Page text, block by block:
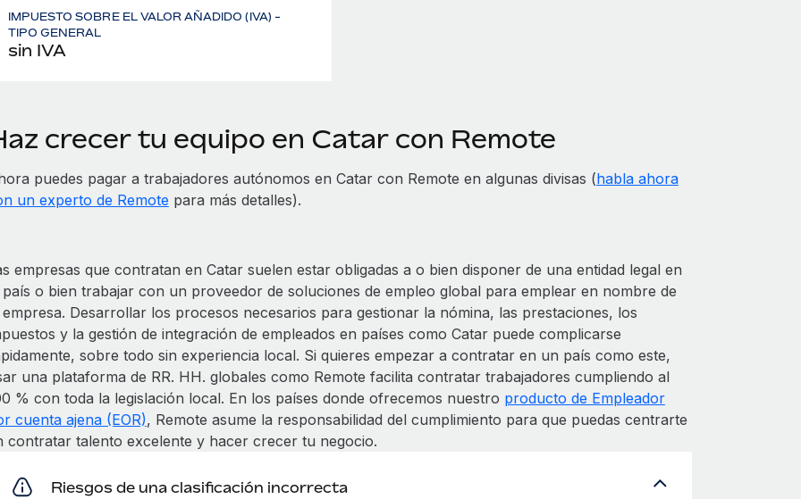
IMPUESTO SOBRE EL VALOR AÑADIDO (IVA) -
TIPO GENERAL
sin IVA
crecer tu equipo en Catar con Remote
puedes pagar a trabajadores autónomos en Catar con Remote en algunas divisas (habla ahora
un experto de Remote para más detalles).
empresas que contratan en Catar suelen estar obligadas a o bien disponer de una entidad legal en
o bien trabajar con un proveedor de soluciones de empleo global para emplear en nombre de
Desarrollar los procesos necesarios para gestionar la nómina, las prestaciones, los
y la gestión de integración de empleados en países como Catar puede complicarse
sobre todo sin experiencia local. Si quieres empezar a contratar en un país como este,
una plataforma de RR. HH. globales como Remote facilita contratar trabajadores cumpliendo al
% con toda la legislación local. En los países donde ofrecemos nuestro producto de Empleador
cuenta ajena (EOR), Remote asume la responsabilidad del cumplimiento para que puedas centrarte
contratar talento excelente y hacer crecer tu negocio.
Riesgos de una clasificación incorrecta